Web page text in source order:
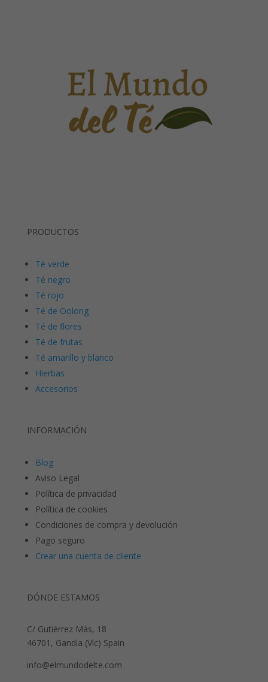
PRODUCTOS
Té verde
Té negro
Té rojo
Té de Oolong
Té de flores
Té de frutas
Té amarillo y blanco
Hierbas
Accesorios
INFORMACIÓN
Blog
Aviso Legal
Política de privacidad
Política de cookies
Condiciones de compra y devolución
Pago seguro
Crear una cuenta de cliente
DÓNDE ESTAMOS
C/ Gutiérrez Más, 18
46701, Gandia (Vlc) Spain
info@elmundodelte.com